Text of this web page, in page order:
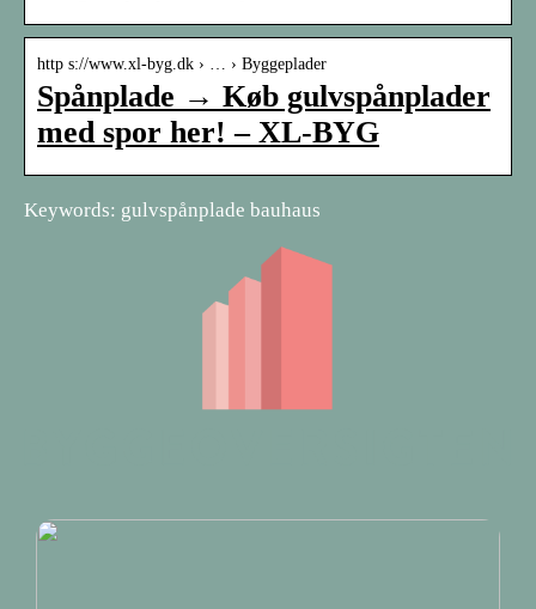
http s://www.xl-byg.dk › … › Byggeplader
Spånplade → Køb gulvspånplader
med spor her! – XL-BYG
Keywords: gulvspånplade bauhaus